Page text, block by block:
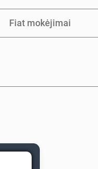
Fiat mokėjimai